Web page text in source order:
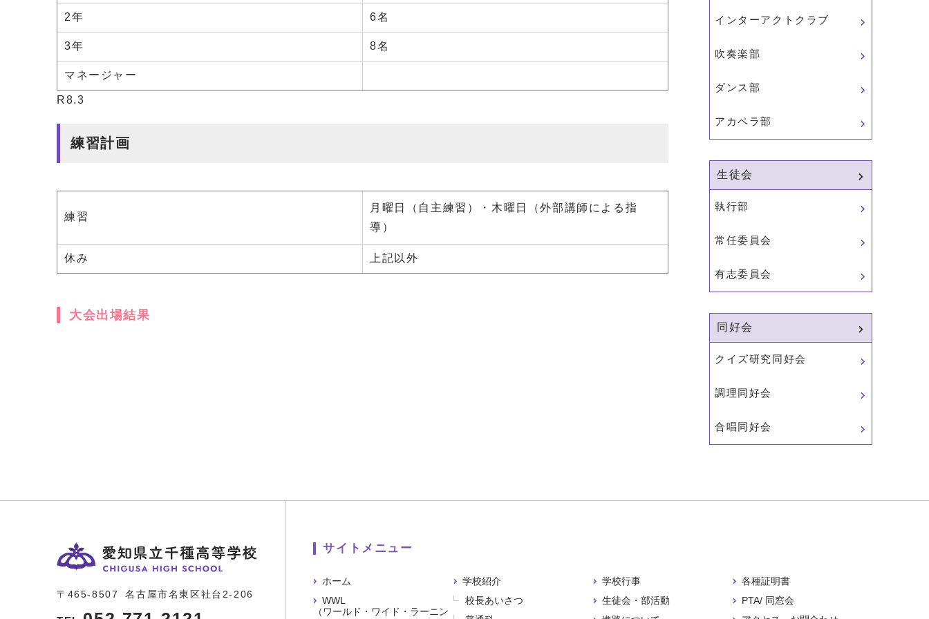
2年 6名
3年 8名
マネージャー
R8.3
練習計画
練習
月曜日（自主練習）・木曜日（外部講師による指
導）
休み 上記以外
大会出場結果
インターアクトクラブ
吹奏楽部
ダンス部
アカペラ部
生徒会
執行部
常任委員会
有志委員会
同好会
クイズ研究同好会
調理同好会
合唱同好会
〒465-8507 名古屋市名東区社台2-206
サイトメニュー
ホーム
WWL
（ワールド・ワイド・ラーニン
学校紹介
校長あいさつ
学校行事
生徒会・部活動
各種証明書
PTA/ 同窓会